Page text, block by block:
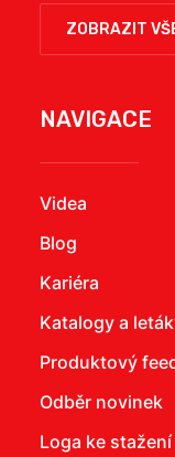
ZOBRAZIT
NAVIGACE
Videa
Blog
Kariéra
Katalogy a
Produktový
Odběr novinek
Loga ke stažení